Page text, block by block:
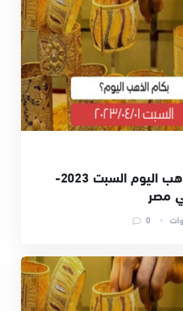
أسعار الذهب اليوم السبت 2023-